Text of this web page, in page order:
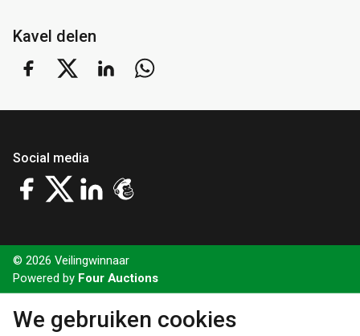
Kavel delen
Social media
© 2026 Veilingwinnaar
Powered by Four Auctions
We gebruiken cookies